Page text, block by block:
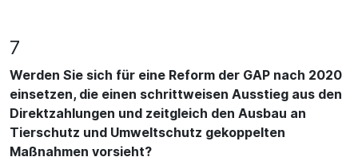
7
Werden Sie sich für eine Reform der GAP nach 2020
einsetzen, die einen schrittweisen Ausstieg aus den
Direktzahlungen und zeitgleich den Ausbau an
Tierschutz und Umweltschutz gekoppelten
Maßnahmen vorsieht?